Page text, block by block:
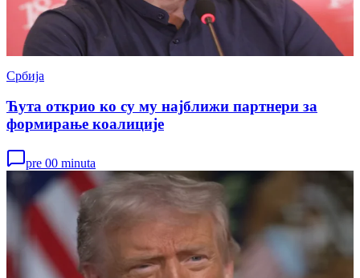
Србија
Ћута открио ко су му најближи партнери за
формирање коалиције
pre 00 minuta